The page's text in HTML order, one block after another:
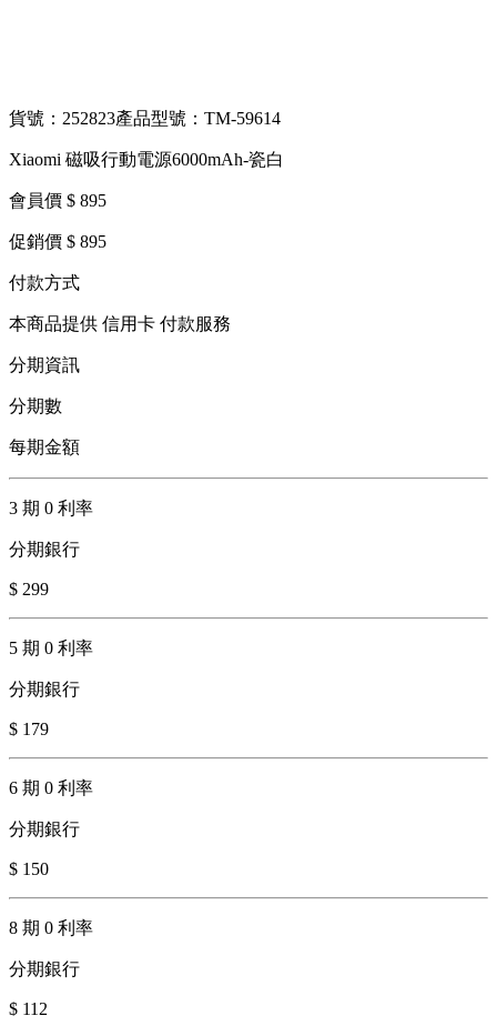
貨號：252823產品型號：TM-59614
Xiaomi 磁吸行動電源6000mAh-瓷白
會員價 $ 895
促銷價 $ 895
付款方式
本商品提供 信用卡 付款服務
分期資訊
分期數
每期金額
3 期 0 利率
分期銀行
$ 299
5 期 0 利率
分期銀行
$ 179
6 期 0 利率
分期銀行
$ 150
8 期 0 利率
分期銀行
$ 112